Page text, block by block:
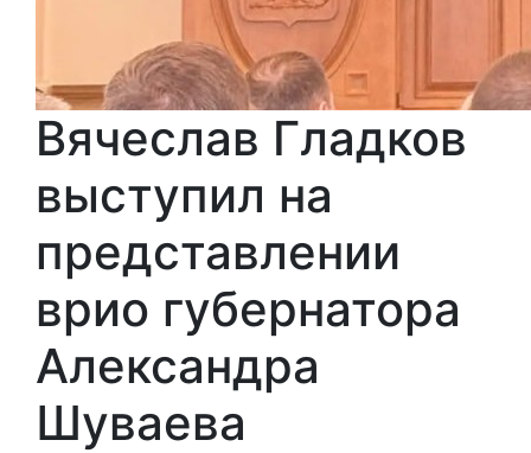
Вячеслав Гладков
выступил на
представлении
врио губернатора
Александра
Шуваева